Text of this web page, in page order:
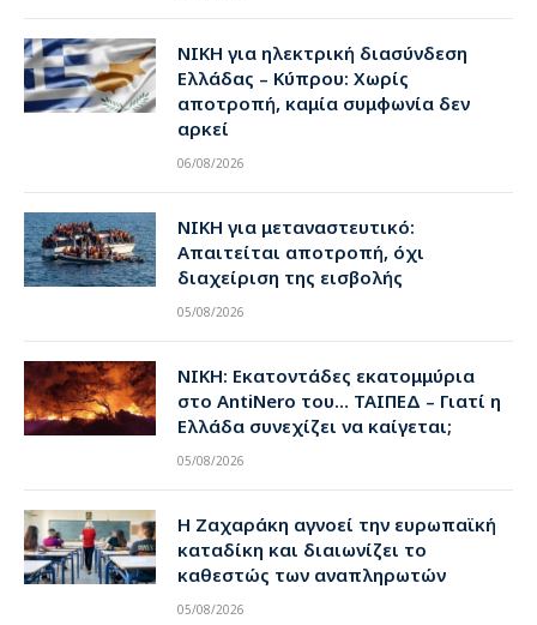
ΝΙΚΗ για ηλεκτρική διασύνδεση
Ελλάδας – Κύπρου: Χωρίς
αποτροπή, καμία συμφωνία δεν
αρκεί
06/08/2026
ΝΙΚΗ για μεταναστευτικό:
Απαιτείται αποτροπή, όχι
διαχείριση της εισβολής
05/08/2026
ΝΙΚΗ: Εκατοντάδες εκατομμύρια
στο AntiNero του… ΤΑΙΠΕΔ – Γιατί η
Ελλάδα συνεχίζει να καίγεται;
05/08/2026
Η Ζαχαράκη αγνοεί την ευρωπαϊκή
καταδίκη και διαιωνίζει το
καθεστώς των αναπληρωτών
05/08/2026